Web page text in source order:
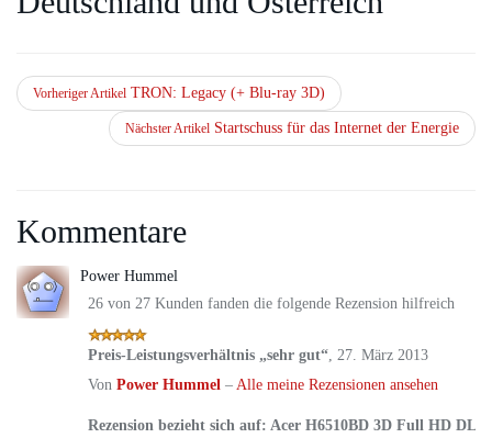
Vorheriger Artikel TRON: Legacy (+ Blu-ray 3D)
Nächster Artikel Startschuss für das Internet der Energie
Kommentare
Power Hummel
26 von 27 Kunden fanden die folgende Rezension hilfreich
Preis-Leistungsverhältnis „sehr gut“, 27. März 2013
Von Power Hummel – Alle meine Rezensionen ansehen
Rezension bezieht sich auf: Acer H6510BD 3D Full HD